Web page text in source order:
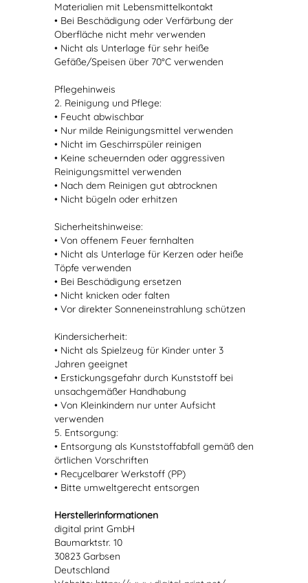
Materialien mit Lebensmittelkontakt
• Bei Beschädigung oder Verfärbung der
Oberfläche nicht mehr verwenden
• Nicht als Unterlage für sehr heiße
Gefäße/Speisen über 70°C verwenden
Pflegehinweis
2. Reinigung und Pflege:
• Feucht abwischbar
• Nur milde Reinigungsmittel verwenden
• Nicht im Geschirrspüler reinigen
• Keine scheuernden oder aggressiven
Reinigungsmittel verwenden
• Nach dem Reinigen gut abtrocknen
• Nicht bügeln oder erhitzen
Sicherheitshinweise:
• Von offenem Feuer fernhalten
• Nicht als Unterlage für Kerzen oder heiße
Töpfe verwenden
• Bei Beschädigung ersetzen
• Nicht knicken oder falten
• Vor direkter Sonneneinstrahlung schützen
Kindersicherheit:
• Nicht als Spielzeug für Kinder unter 3
Jahren geeignet
• Erstickungsgefahr durch Kunststoff bei
unsachgemäßer Handhabung
• Von Kleinkindern nur unter Aufsicht
verwenden
5. Entsorgung:
• Entsorgung als Kunststoffabfall gemäß den
örtlichen Vorschriften
• Recycelbarer Werkstoff (PP)
• Bitte umweltgerecht entsorgen
Herstellerinformationen
digital print GmbH
Baumarktstr. 10
30823 Garbsen
Deutschland